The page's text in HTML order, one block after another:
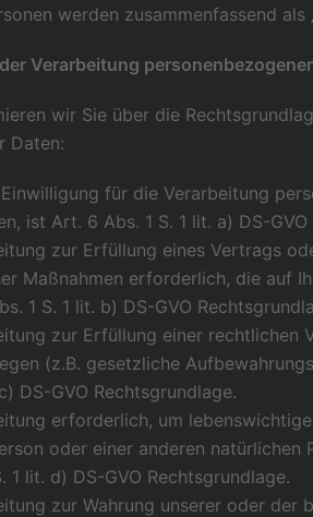
werden zusammenfassend als
Verarbeitung
wir Sie über die
Daten:
für die Verarbeitung
ist Art. 6 Abs. 1 S. 1 lit. a) DS-
zur Erfüllung eines Vertrags
Maßnahmen erforderlich, die auf
1 S. 1 lit. b) DS-GVO
zur Erfüllung einer rechtlichen
(z.B. gesetzliche
DS-GVO Rechtsgrundlage.
erforderlich, um
oder einer anderen natürlichen
1 lit. d) DS-GVO Rechtsgrundlage.
zur Wahrung unserer oder der